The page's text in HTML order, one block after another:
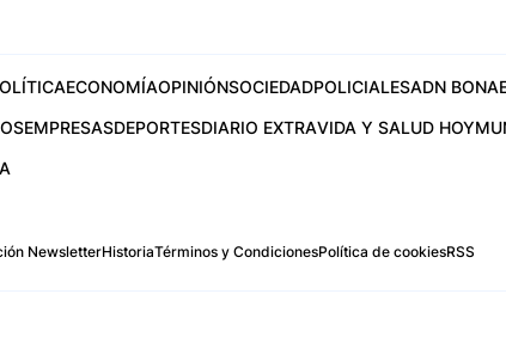
ECONOMÍAOPINIÓNSOCIEDADPOLICIALESADN
EMPRESASDEPORTESDIARIO EXTRAVIDA Y SALUD HOY
NewsletterHistoriaTérminos y CondicionesPolítica de cookiesRSS